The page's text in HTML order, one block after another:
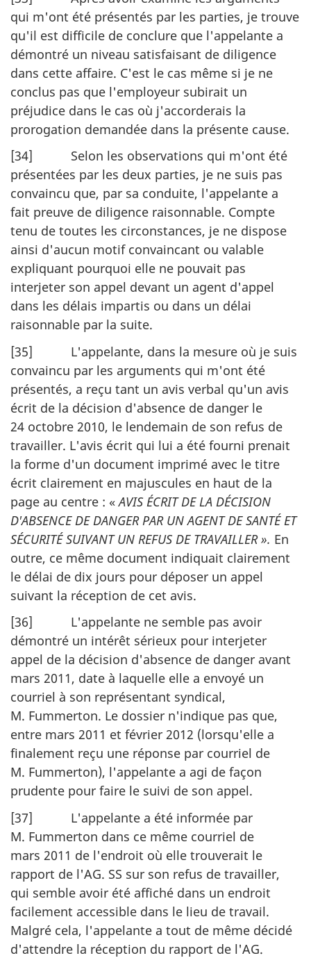
qui m'ont été présentés par les parties, je trouve
qu'il est difficile de conclure que l'appelante a
démontré un niveau satisfaisant de diligence
dans cette affaire. C'est le cas même si je ne
conclus pas que l'employeur subirait un
préjudice dans le cas où j'accorderais la
prorogation demandée dans la présente cause.
[34] Selon les observations qui m'ont été
présentées par les deux parties, je ne suis pas
convaincu que, par sa conduite, l'appelante a
fait preuve de diligence raisonnable. Compte
tenu de toutes les circonstances, je ne dispose
ainsi d'aucun motif convaincant ou valable
expliquant pourquoi elle ne pouvait pas
interjeter son appel devant un agent d'appel
dans les délais impartis ou dans un délai
raisonnable par la suite.
[35] L'appelante, dans la mesure où je suis
convaincu par les arguments qui m'ont été
présentés, a reçu tant un avis verbal qu'un avis
écrit de la décision d'absence de danger le
24 octobre 2010, le lendemain de son refus de
travailler. L'avis écrit qui lui a été fourni prenait
la forme d'un document imprimé avec le titre
écrit clairement en majuscules en haut de la
page au centre : «AVIS ÉCRIT DE LA DÉCISION
D'ABSENCE DE DANGER PAR UN AGENT DE SANTÉ ET
SÉCURITÉ SUIVANT UN REFUS DE TRAVAILLER ». En
outre, ce même document indiquait clairement
le délai de dix jours pour déposer un appel
suivant la réception de cet avis.
[36] L'appelante ne semble pas avoir
démontré un intérêt sérieux pour interjeter
appel de la décision d'absence de danger avant
mars 2011, date à laquelle elle a envoyé un
courriel à son représentant syndical,
M. Fummerton. Le dossier n'indique pas que,
entre mars 2011 et février 2012 (lorsqu'elle a
finalement reçu une réponse par courriel de
M. Fummerton), l'appelante a agi de façon
prudente pour faire le suivi de son appel.
[37] L'appelante a été informée par
M. Fummerton dans ce même courriel de
mars 2011 de l'endroit où elle trouverait le
rapport de l'AG. SS sur son refus de travailler,
qui semble avoir été affiché dans un endroit
facilement accessible dans le lieu de travail.
Malgré cela, l'appelante a tout de même décidé
d'attendre la réception du rapport de l'AG.